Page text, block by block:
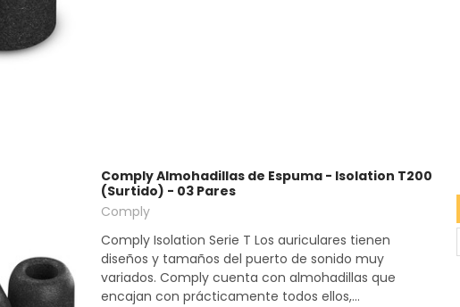
Comply Almohadillas de Espuma - Isolation T200
(Surtido) - 03 Pares
Comply
Comply Isolation Serie T Los auriculares tienen
diseños y tamaños del puerto de sonido muy
variados. Comply cuenta con almohadillas que
encajan con prácticamente todos ellos,...